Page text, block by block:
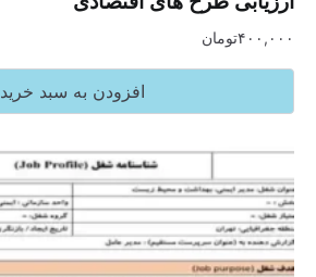
۴۰۰,۰۰۰تومان
افزودن به سبد خرید